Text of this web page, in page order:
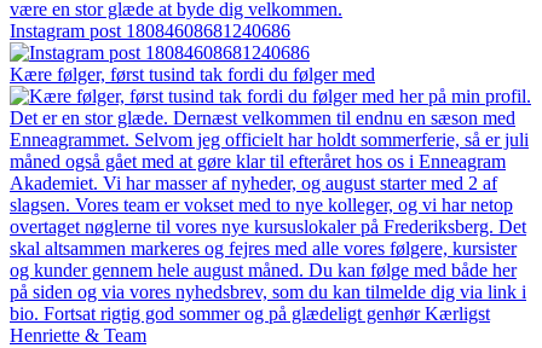
Instagram post 18084608681240686
Kære følger, først tusind tak fordi du følger med